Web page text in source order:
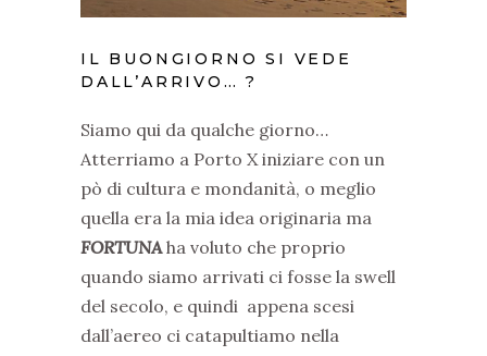
IL BUONGIORNO SI VEDE
DALL’ARRIVO… ?
Siamo qui da qualche giorno…
Atterriamo a Porto X iniziare con un
pò di cultura e mondanità, o meglio
quella era la mia idea originaria ma
FORTUNAha voluto che proprio
quando siamo arrivati ci fosse la swell
del secolo, e quindi appena scesi
dall’aereo ci catapultiamo nella